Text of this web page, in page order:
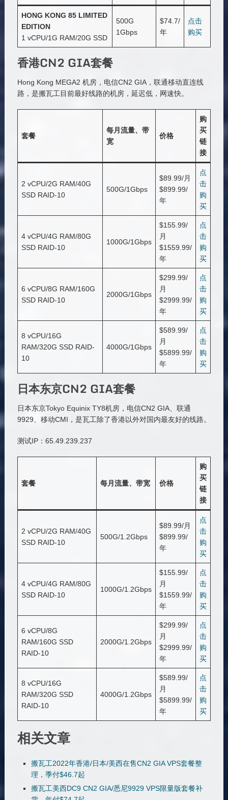
HONG KONG 85 LIMITED
EDITION
1 vCPU/1G RAM/20G SSD
500G
1Gbps
$74.7/
年
点击
购买
香港CN2 GIA套餐
Hong Kong MEGA2 机房，电信CN2 GIA，联通移动直连线
路，是搬瓦工目前最好线路的机房，延迟低，网速快。
套餐
每月流量、带
宽
价格
购
买
链
接
2 vCPU/2G RAM/40G
SSD RAID-10
500G/1Gbps
$89.99/月
$899.99/
年
点
击
购
买
4 vCPU/4G RAM/80G
SSD RAID-10
1000G/1Gbps
$155.99/
月
$1559.99/
年
点
击
购
买
6 vCPU/8G RAM/160G
SSD RAID-10
2000G/1Gbps
$299.99/
月
$2999.99/
年
点
击
购
买
8 vCPU/16G
RAM/320G SSD RAID-
10
4000G/1Gbps
$589.99/
月
$5899.99/
年
点
击
购
买
日本东京CN2 GIA套餐
日本东京Tokyo Equinix TY8机房，电信CN2 GIA、联通
9929、移动CMI，是瓦工除了香港以外对国内最友好的线路。
测试IP：65.49.239.237
套餐 每月流量、带宽 价格
购
买
链
接
2 vCPU/2G RAM/40G
SSD RAID-10
500G/1.2Gbps
$89.99/月
$899.99/
年
点
击
购
买
4 vCPU/4G RAM/80G
SSD RAID-10
1000G/1.2Gbps
$155.99/
月
$1559.99/
年
点
击
购
买
6 vCPU/8G
RAM/160G SSD
RAID-10
2000G/1.2Gbps
$299.99/
月
$2999.99/
年
点
击
购
买
8 vCPU/16G
RAM/320G SSD
RAID-10
4000G/1.2Gbps
$589.99/
月
$5899.99/
年
点
击
购
买
相关文章
搬瓦工2022年香港/日本/美西在售CN2 GIA VPS套餐整
理，季付$46.7起
搬瓦工美西DC9 CN2 GIA/悉尼9929 VPS限量版套餐补